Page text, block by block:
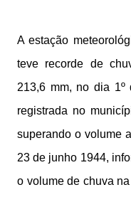
A estação
teve recorde de
213,6 mm, no dia
registrada no
superando o volume
23 de junho 1944,
o volume de chuva